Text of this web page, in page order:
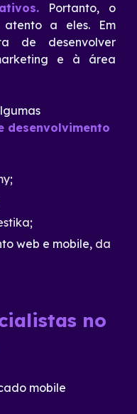
Portanto, o
atento a eles. Em
de desenvolver
e à área
desenvolvimento
;
;
web e mobile, da
no